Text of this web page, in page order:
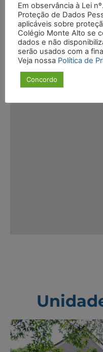
Rua Pontes
CEP:
Em observância à Lei
Proteção de Dados
aplicáveis sobre
Colégio Monte Alto se
dados e não
serão usados com a
Veja nossa Política de
Concordo